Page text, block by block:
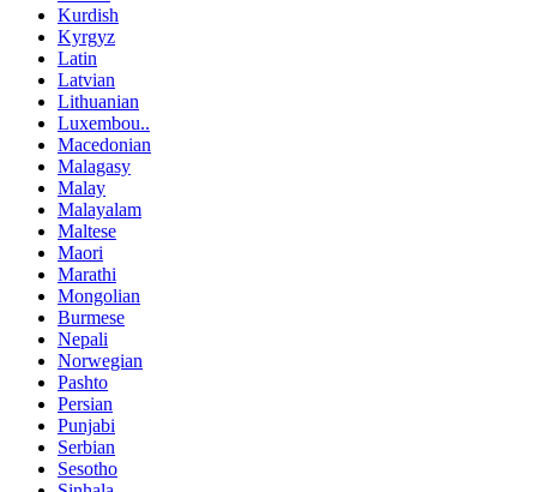
Kurdish
Kyrgyz
Latin
Latvian
Lithuanian
Luxembou..
Macedonian
Malagasy
Malay
Malayalam
Maltese
Maori
Marathi
Mongolian
Burmese
Nepali
Norwegian
Pashto
Persian
Punjabi
Serbian
Sesotho